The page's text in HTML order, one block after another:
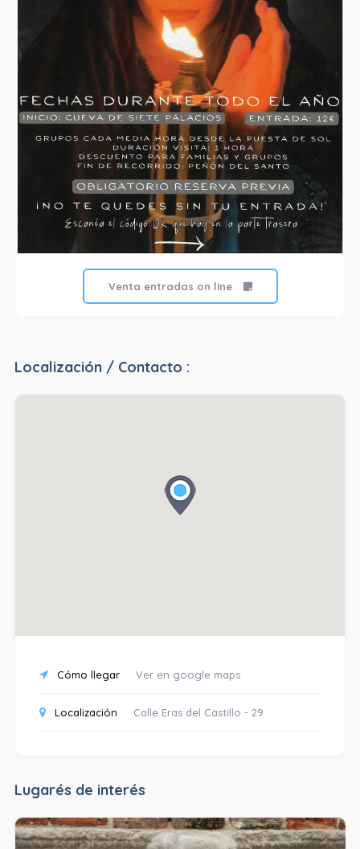
Venta entradas on line
Localización / Contacto :
Cómo llegar Ver en google maps
Localización Calle Eras del Castillo - 29
Lugarés de interés